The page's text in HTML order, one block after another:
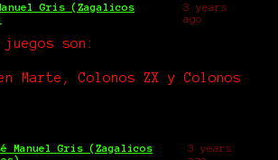
Gris (Zagalicos
3 years
ago
son:
Marte, Colonos ZX y Colonos
Manuel Gris (Zagalicos
3 years